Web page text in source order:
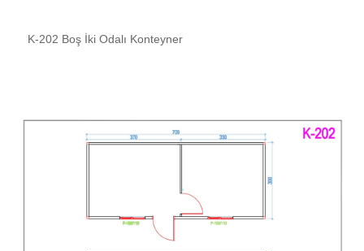
İletişim
K-202 Boş İki Odalı Konteyner